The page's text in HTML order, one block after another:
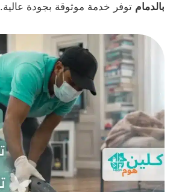
بالدمام توفر خدمة موثوقة بجودة عالية.